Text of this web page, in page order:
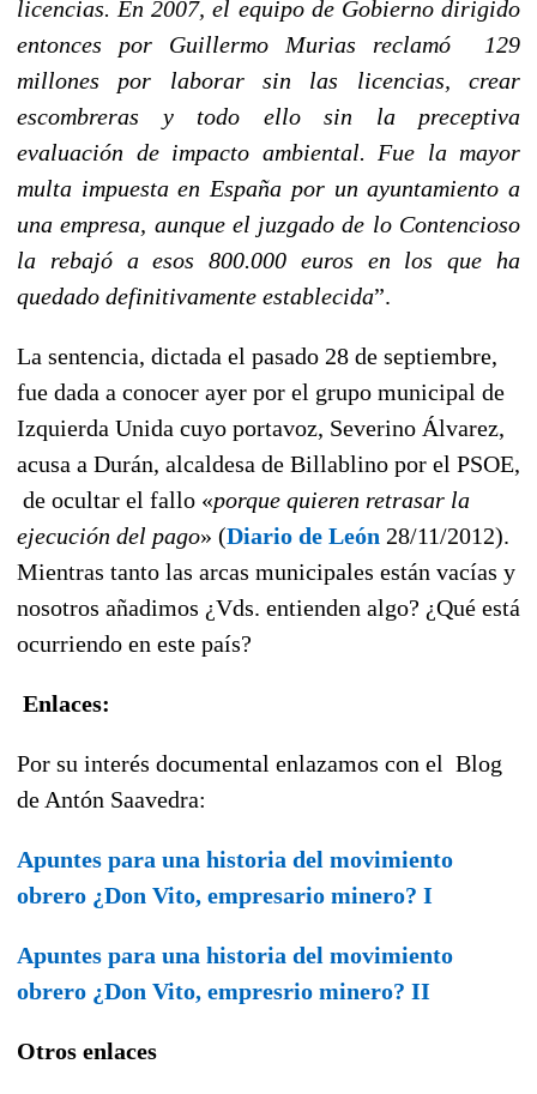
licencias. En 2007, el equipo de Gobierno dirigido
entonces por Guillermo Murias reclamó 129
millones por laborar sin las licencias, crear
escombreras y todo ello sin la preceptiva
evaluación de impacto ambiental. Fue la mayor
multa impuesta en España por un ayuntamiento a
una empresa, aunque el juzgado de lo Contencioso
la rebajó a esos 800.000 euros en los que ha
quedado definitivamente establecida”.
La sentencia, dictada el pasado 28 de septiembre,
fue dada a conocer ayer por el grupo municipal de
Izquierda Unida cuyo portavoz, Severino Álvarez,
acusa a Durán, alcaldesa de Billablino por el PSOE,
de ocultar el fallo «porque quieren retrasar la
ejecución del pago» (Diario de León 28/11/2012).
Mientras tanto las arcas municipales están vacías y
nosotros añadimos ¿Vds. entienden algo? ¿Qué está
ocurriendo en este país?
Enlaces:
Por su interés documental enlazamos con el Blog
de Antón Saavedra:
Apuntes para una historia del movimiento
obrero ¿Don Vito, empresario minero? I
Apuntes para una historia del movimiento
obrero ¿Don Vito, empresrio minero? II
Otros enlaces